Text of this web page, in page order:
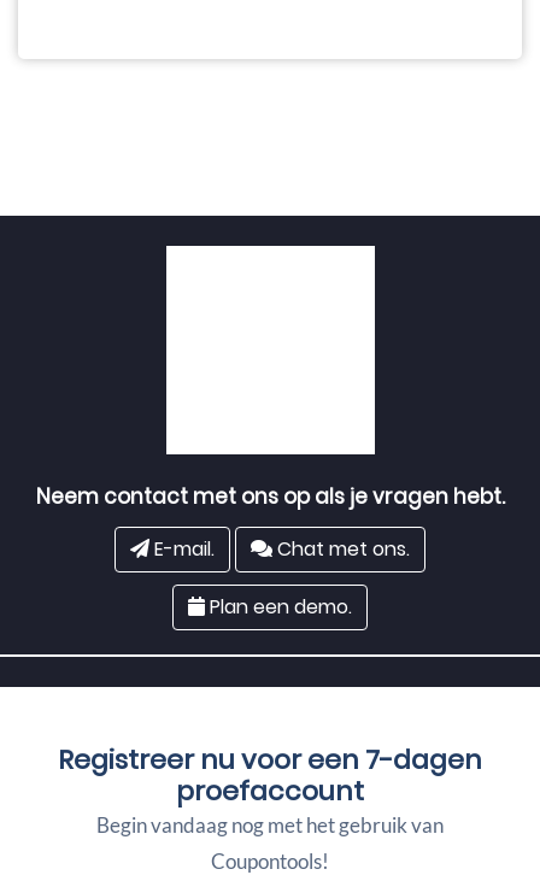
Neem contact met ons op als je vragen hebt.
E-mail. Chat met ons.
Plan een demo.
Registreer nu voor een 7-dagen
proefaccount
Begin vandaag nog met het gebruik van
Coupontools!